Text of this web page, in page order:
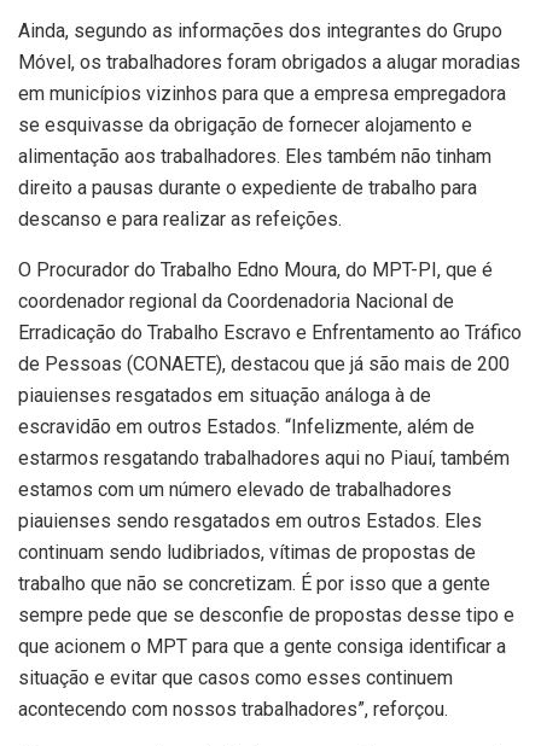
Ainda, segundo as informações dos integrantes do Grupo
Móvel, os trabalhadores foram obrigados a alugar moradias
em municípios vizinhos para que a empresa empregadora
se esquivasse da obrigação de fornecer alojamento e
alimentação aos trabalhadores. Eles também não tinham
direito a pausas durante o expediente de trabalho para
descanso e para realizar as refeições.
O Procurador do Trabalho Edno Moura, do MPT-PI, que é
coordenador regional da Coordenadoria Nacional de
Erradicação do Trabalho Escravo e Enfrentamento ao Tráfico
de Pessoas (CONAETE), destacou que já são mais de 200
piauienses resgatados em situação análoga à de
escravidão em outros Estados. “Infelizmente, além de
estarmos resgatando trabalhadores aqui no Piauí, também
estamos com um número elevado de trabalhadores
piauienses sendo resgatados em outros Estados. Eles
continuam sendo ludibriados, vítimas de propostas de
trabalho que não se concretizam. É por isso que a gente
sempre pede que se desconfie de propostas desse tipo e
que acionem o MPT para que a gente consiga identificar a
situação e evitar que casos como esses continuem
acontecendo com nossos trabalhadores”, reforçou.